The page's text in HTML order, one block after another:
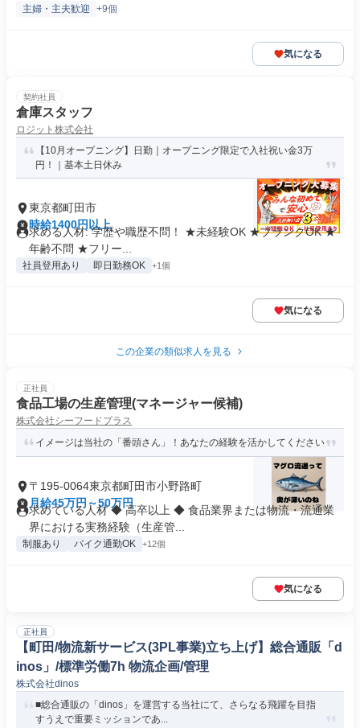
主婦・主夫歓迎 +9個
気になる
契約社員
倉庫スタッフ
ロジット株式会社
【10月オープニング】日勤｜オープニング限定で入社祝い金3万
円！｜基本土日休み
東京都町田市
時給1400円以上
求める人材: 学歴や職歴不問！ ★未経験OK ★ブランクOK ★
年齢不問 ★フリー...
社員登用あり 即日勤務OK +1個
気になる
この企業の類似求人を見る
正社員
食品工場の生産管理(マネージャー候補)
株式会社シーフードプラス
イメージは当社の「番頭さん」！あなたの経験を活かしてください
〒195-0064東京都町田市小野路町
月給45万円～50万円
求めている人材 ◆ 高卒以上 ◆ 食品業界または物流・流通業
界における実務経験（生産管...
制服あり バイク通勤OK +12個
気になる
正社員
【町田/物流新サービス(3PL事業)立ち上げ】総合通販「d
inos」/標準労働7h 物流企画/管理
株式会社dinos
■総合通販の「dinos」を運営する当社にて、さらなる飛躍を目指
すうえで重要ミッションであ...